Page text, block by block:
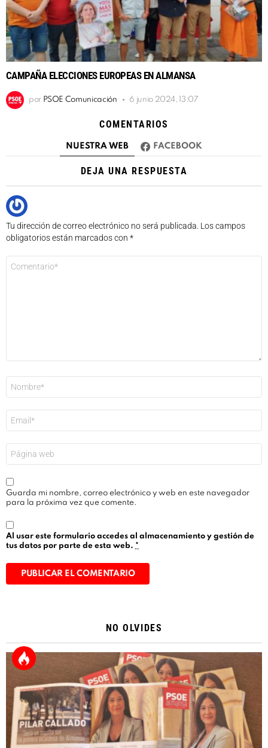
CAMPAÑA ELECCIONES EUROPEAS EN ALMANSA
por PSOE Comunicación 6 junio 2024, 13:07
COMENTARIOS
NUESTRA WEB FACEBOOK
DEJA UNA RESPUESTA
Tu dirección de correo electrónico no será publicada. Los campos
obligatorios están marcados con *
electrónico
*
Guarda mi nombre, correo electrónico y web en este navegador
para la próxima vez que comente.
Al usar este formulario accedes al almacenamiento y gestión de
tus datos por parte de esta web. *
NO OLVIDES